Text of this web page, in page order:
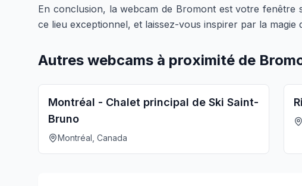
En conclusion, la webcam de Bromont est votre
ce lieu exceptionnel, et laissez-vous inspirer par la magie
Autres webcams à proximité de
Montréal - Chalet principal de Ski Saint-
Bruno
Montréal, Canada